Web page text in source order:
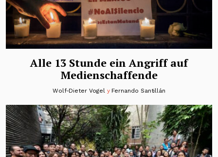
Alle 13 Stunde ein Angriff auf
Medienschaffende
Wolf-Dieter Vogel y Fernando Santillán